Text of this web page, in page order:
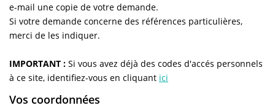
Qui Sommes-Nous
e-mail une copie de votre demande.
Si votre demande concerne des références particulières,
merci de les indiquer.
IMPORTANT : Si vous avez déjà des codes d'accés personnels
à ce site, identifiez-vous en cliquant ici
Vos coordonnées